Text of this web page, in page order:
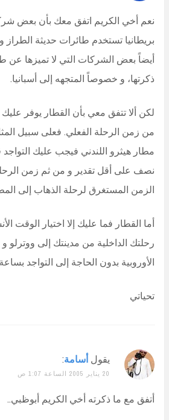
نعم أخي الكريم اتفق معك بأن بعض
بريطانيا تستخدم طائرات حديثة الطراز و
أيضاً بعض الشركات التي لا تميزها عن
ذكرتها، و خصوصاً المتجهه إلى أسبانيا.
لكن ألا تتفق معي بأن القطار يوفر
من زمن الرحلة الفعلي. فعلى سبيل
مطار هيثرو اللندني فيجب عليك التواجد
نصف على أقل تقدير و من ثم زمن
الزمن المستغرق لرحلة الذهاب إلى
أما القطار فما عليك إلا اختيار الوقت
رحلتك الداخلية من مدينتك إلى ووترلو
الأوروبية بدون الحاجة إلى التواجد
تحياتي
يقول أسامة:
20 يناير 2005 الساعة 1:07 ص
أتفق مع ما ذكرته أخي الكريم أبوظبي..